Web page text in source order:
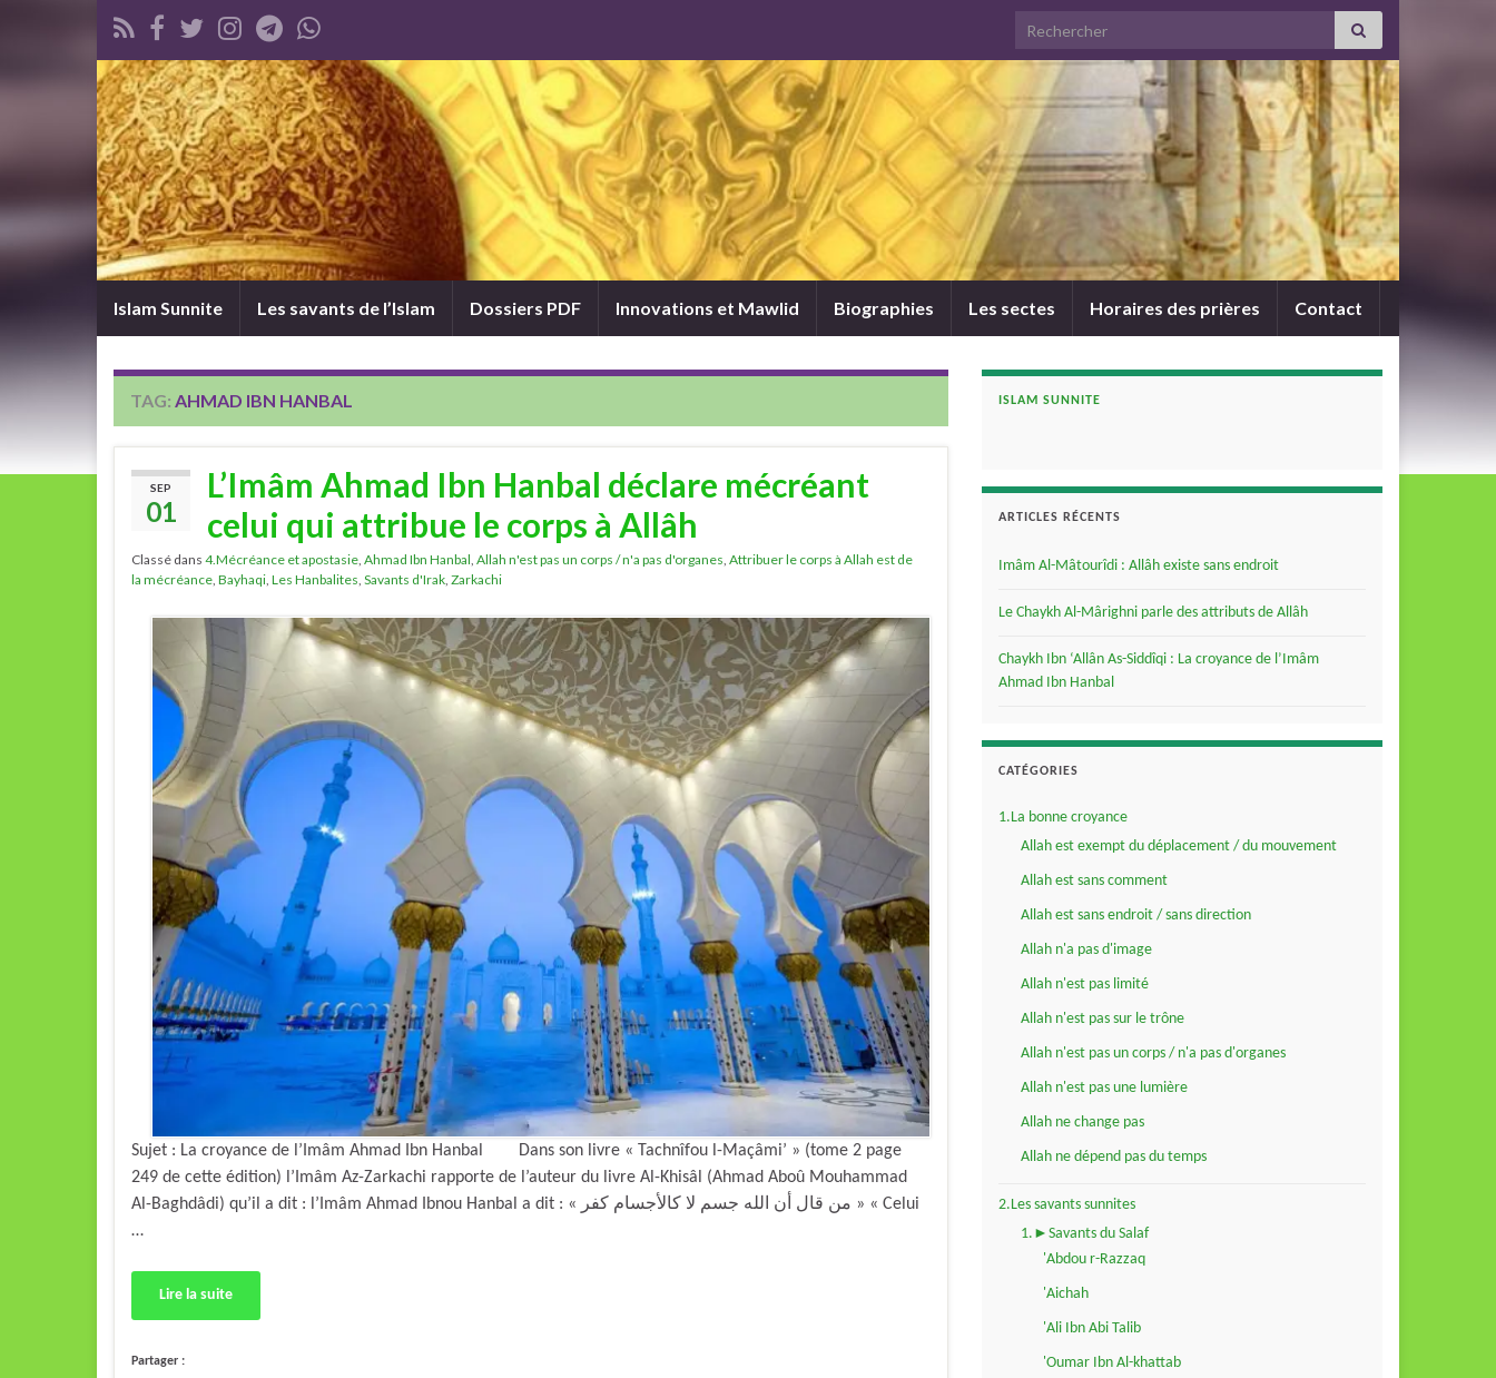
Search for:
Islam Sunnite Les savants de l’Islam Dossiers PDF Innovations et Mawlid Biographies Les sectes Horaires des prières Contact
TAG: AHMAD IBN HANBAL
SEP
01
L’Imâm Ahmad Ibn Hanbal déclare mécréant
celui qui attribue le corps à Allâh
Classé dans 4.Mécréance et apostasie, Ahmad Ibn Hanbal, Allah n'est pas un corps / n'a pas d'organes, Attribuer le corps à Allah est de
la mécréance, Bayhaqi, Les Hanbalites, Savants d'Irak, Zarkachi
Sujet : La croyance de l’Imâm Ahmad Ibn Hanbal Dans son livre « Tachnîfou l-Maçâmi’ » (tome 2 page
249 de cette édition) l’Imâm Az-Zarkachi rapporte de l’auteur du livre Al-Khisâl (Ahmad Aboû Mouhammad
Al-Baghdâdi) qu’il a dit : l’Imâm Ahmad Ibnou Hanbal a dit : « من قال أن الله جسم لا كالأجسام كفر » « Celui
…
Lire la suite
Partager :
ISLAM SUNNITE
ARTICLES RÉCENTS
Imâm Al-Mâtourîdi : Allâh existe sans endroit
Le Chaykh Al-Mârighni parle des attributs de Allâh
Chaykh Ibn ‘Allân As-Siddîqi : La croyance de l’Imâm
Ahmad Ibn Hanbal
CATÉGORIES
1.La bonne croyance
Allah est exempt du déplacement / du mouvement
Allah est sans comment
Allah est sans endroit / sans direction
Allah n'a pas d'image
Allah n'est pas limité
Allah n'est pas sur le trône
Allah n'est pas un corps / n'a pas d'organes
Allah n'est pas une lumière
Allah ne change pas
Allah ne dépend pas du temps
2.Les savants sunnites
1.►Savants du Salaf
'Abdou r-Razzaq
'Aichah
'Ali Ibn Abi Talib
'Oumar Ibn Al-khattab